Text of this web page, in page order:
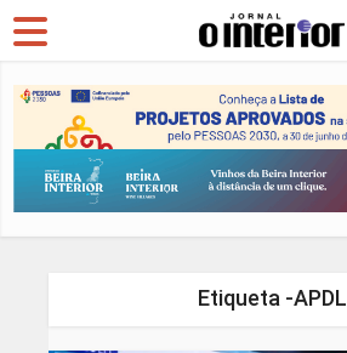
Etiqueta -APDL